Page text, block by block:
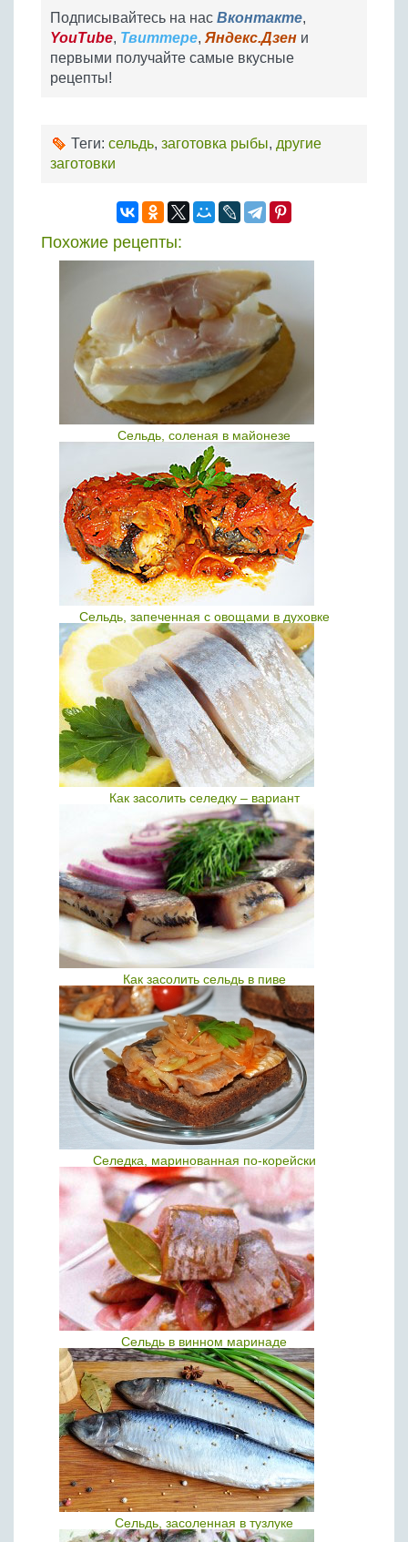
Подписывайтесь на нас Вконтакте,
YouTube, Твиттере, Яндекс.Дзен и
первыми получайте самые вкусные
рецепты!
Теги: сельдь, заготовка рыбы, другие
заготовки
Похожие рецепты:
Сельдь, соленая в майонезе
Сельдь, запеченная с овощами в духовке
Как засолить селедку – вариант
Как засолить сельдь в пиве
Селедка, маринованная по-корейски
Сельдь в винном маринаде
Сельдь, засоленная в тузлуке